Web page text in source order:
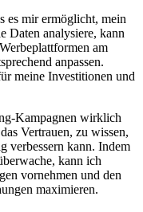
es ‍mir ‍ermöglicht, mein⁣
Daten⁢ analysiere, ⁣kann
am
anpassen.
meine Investitionen und
Kampagnen wirklich
​Vertrauen, ⁣zu wissen,
verbessern ​kann. ⁢Indem‍
kann ich
vornehmen und den
maximieren.